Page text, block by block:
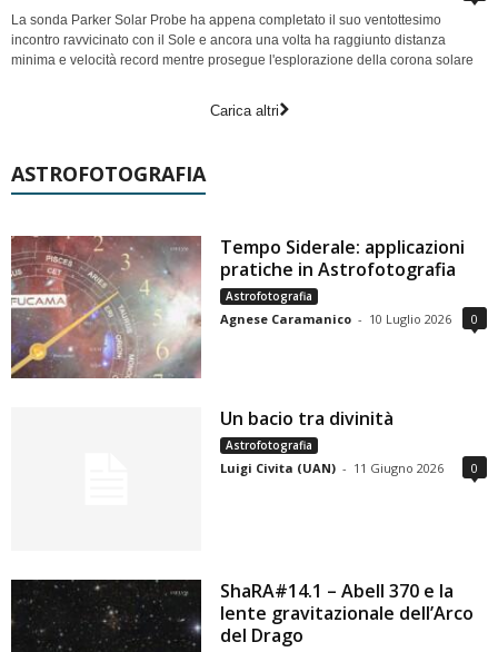
La sonda Parker Solar Probe ha appena completato il suo ventottesimo
incontro ravvicinato con il Sole e ancora una volta ha raggiunto distanza
minima e velocità record mentre prosegue l'esplorazione della corona solare
Carica altri
ASTROFOTOGRAFIA
Tempo Siderale: applicazioni
pratiche in Astrofotografia
Astrofotografia
Agnese Caramanico - 10 Luglio 2026 0
Un bacio tra divinità
Astrofotografia
Luigi Civita (UAN) - 11 Giugno 2026 0
ShaRA#14.1 – Abell 370 e la
lente gravitazionale dell’Arco
del Drago